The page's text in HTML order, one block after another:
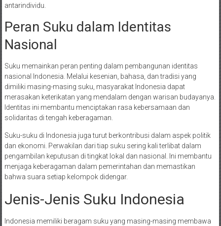
antarindividu.
Peran Suku dalam Identitas
Nasional
Suku memainkan peran penting dalam pembangunan identitas
nasional Indonesia. Melalui kesenian, bahasa, dan tradisi yang
dimiliki masing-masing suku, masyarakat Indonesia dapat
merasakan keterikatan yang mendalam dengan warisan budayanya.
Identitas ini membantu menciptakan rasa kebersamaan dan
solidaritas di tengah keberagaman.
Suku-suku di Indonesia juga turut berkontribusi dalam aspek politik
dan ekonomi. Perwakilan dari tiap suku sering kali terlibat dalam
pengambilan keputusan di tingkat lokal dan nasional. Ini membantu
menjaga keberagaman dalam pemerintahan dan memastikan
bahwa suara setiap kelompok didengar.
Jenis-Jenis Suku Indonesia
Indonesia memiliki beragam suku yang masing-masing membawa